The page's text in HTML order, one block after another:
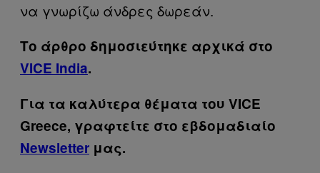
να γνωρίζω άνδρες δωρεάν.
Το άρθρο δημοσιεύτηκε αρχικά στο
VICE India.
Για τα καλύτερα θέματα του VICE
Greece, γραφτείτε στο εβδομαδιαίο
Newsletter μας.